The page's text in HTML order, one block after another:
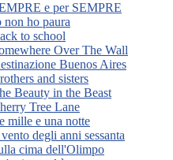
e per SEMPRE
non ho paura
to school
Over The Wall
Buenos Aires
and sisters
Beauty in the Beast
Tree Lane
mille e una notte
degli anni sessanta
cima dell'Olimpo